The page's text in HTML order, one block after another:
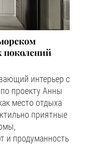
поколений
интерьер с
проекту Анны
место отдыха
приятные
и продуманность